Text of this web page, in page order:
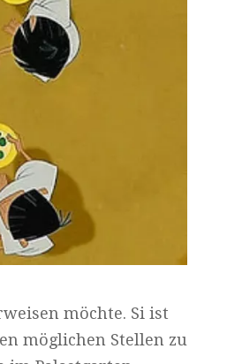
möchte. Si ist
möglichen Stellen zu